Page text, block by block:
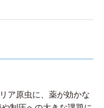
ア原虫に、薬が効かな